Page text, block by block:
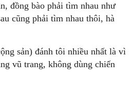
đồng bào phải tìm nhau như
cũng phải tìm nhau thôi, hà
sản) đánh tôi nhiều nhất là vì
vũ trang, không dùng chiến